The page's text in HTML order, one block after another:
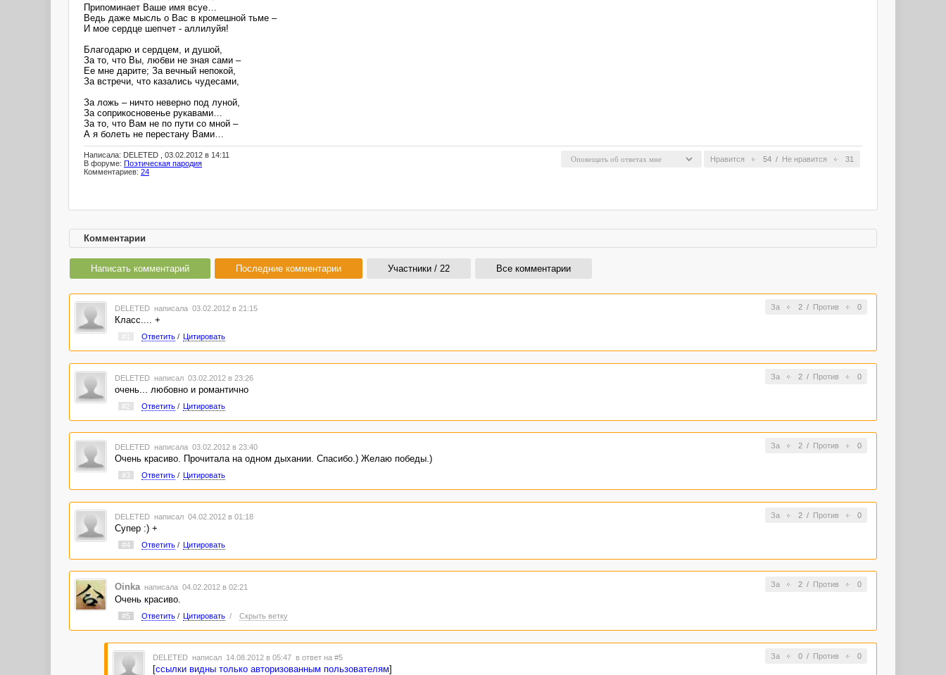
Припоминает Ваше имя всуе…
Ведь даже мысль о Вас в кромешной тьме –
И мое сердце шепчет - аллилуйя!
Благодарю и сердцем, и душой,
За то, что Вы, любви не зная сами –
Ее мне дарите; За вечный непокой,
За встречи, что казались чудесами,
За ложь – ничто неверно под луной,
За соприкосновенье рукавами…
За то, что Вам не по пути со мной –
А я болеть не перестану Вами…
Нравится 54 / Не нравится 31
Написала: DELETED , 03.02.2012 в 14:11
В форуме: Поэтическая пародия
Комментариев: 24
Комментарии
Написать комментарий Последние комментарии Участники / 22 Все комментарии
За 2/ Против 0
DELETED написала 03.02.2012 в 21:15
Класс.... +
Ответить/ Цитировать
За 2/ Против 0
DELETED написал 03.02.2012 в 23:26
очень... любовно и романтично
#2 Ответить/ Цитировать
За 2/ Против 0
DELETED написала 03.02.2012 в 23:40
Очень красиво. Прочитала на одном дыхании. Спасибо.) Желаю победы.)
#3 Ответить/ Цитировать
За 2/ Против 0
DELETED написал 04.02.2012 в 01:18
Супер :) +
#4 Ответить/ Цитировать
За 2/ Против 0
Oinka написала 04.02.2012 в 02:21
Очень красиво.
#5 Ответить/ Цитировать / Скрыть ветку
За 0/ Против 0
DELETED написал 14.08.2012 в 05:47 в ответ на #5
[ссылки видны только авторизованным пользователям]